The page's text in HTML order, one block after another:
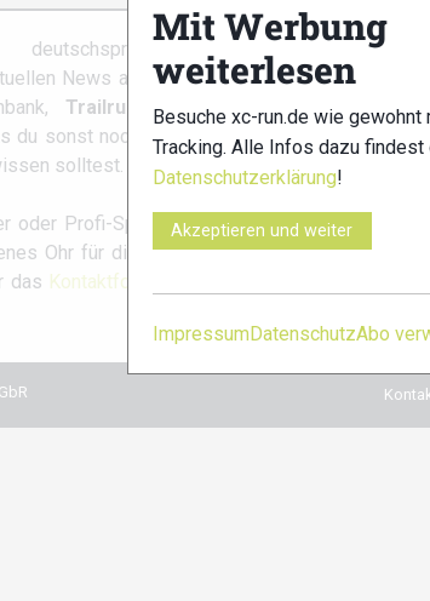
News aus der
Trailrunning -
du sonst noch über
solltest.
oder Profi-Sportler,
Ohr für dich! Du
das Kontaktformular
Partner
xc-run.de in den
Mit Werbung
weiterlesen
Besuche xc-run.de wie gewohnt
Tracking. Alle Infos dazu findest
Datenschutzerklärung!
Akzeptieren und weiter
ImpressumDatenschutzAbo